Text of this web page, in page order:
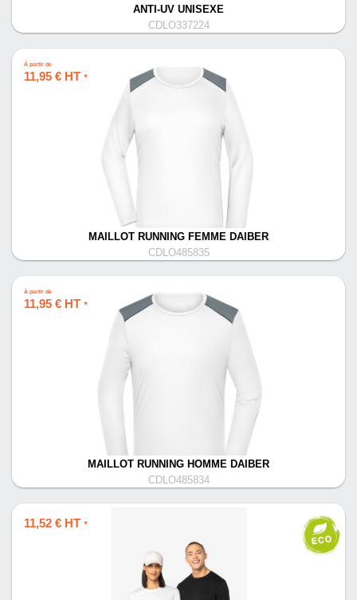
ANTI-UV UNISEXE
CDLO337224
À partir de
11,95 € HT *
MAILLOT RUNNING FEMME DAIBER
CDLO485835
À partir de
11,95 € HT *
MAILLOT RUNNING HOMME DAIBER
CDLO485834
11,52 € HT *